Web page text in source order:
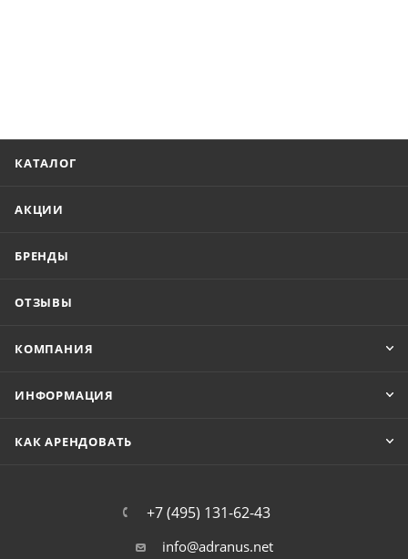
КАТАЛОГ
АКЦИИ
БРЕНДЫ
ОТЗЫВЫ
КОМПАНИЯ
ИНФОРМАЦИЯ
КАК АРЕНДОВАТЬ
+7 (495) 131-62-43
info@adranus.net